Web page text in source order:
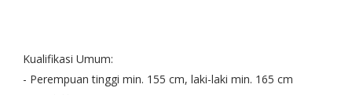
Kualifikasi Umum:
- Perempuan tinggi min. 155 cm, laki-laki min. 165 cm